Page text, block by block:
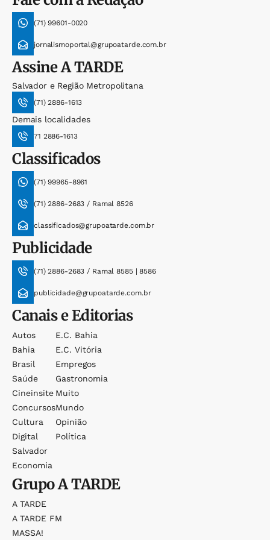
(71) 99601-0020
jornalismoportal@grupoatarde.com.br
AssineA TARDE
Salvador e Região Metropolitana
(71) 2886-1613
Demais localidades
71 2886-1613
Classificados
(71) 99965-8961
(71) 2886-2683 / Ramal 8526
classificados@grupoatarde.com.br
Publicidade
(71) 2886-2683 / Ramal 8585 | 8586
publicidade@grupoatarde.com.br
Canais e Editorias
Autos
Bahia
Brasil
Saúde
Cineinsite
Concursos
Cultura
Digital
Salvador
Economia
E.c. Bahia
E.c. Vitória
Empregos
Gastronomia
Muito
Mundo
Opinião
Política
GrupoA TARDE
A TARDE
A TARDE FM
MASSA!